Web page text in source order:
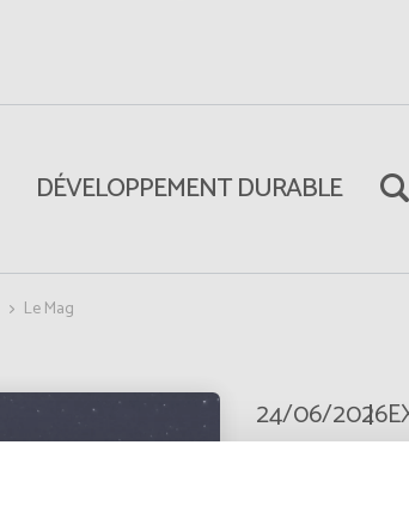
DÉVELOPPEMENT DURABLE
Le Mag
24/06/2026